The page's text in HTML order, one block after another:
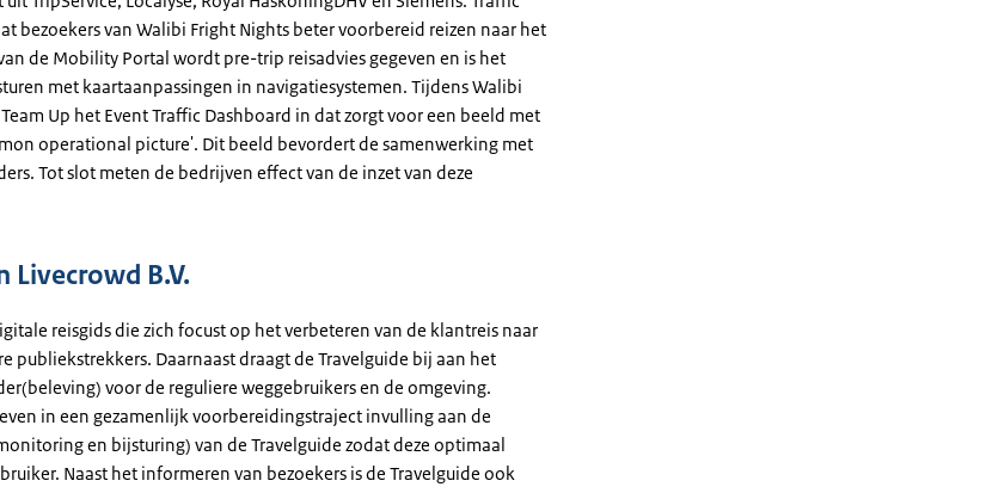
bezoekers van Walibi Fright Nights beter voorbereid reizen naar het
de Mobility Portal wordt pre-trip reisadvies gegeven en is het
met kaartaanpassingen in navigatiesystemen. Tijdens Walibi
Up het Event Traffic Dashboard in dat zorgt voor een beeld met
operational picture'. Dit beeld bevordert de samenwerking met
Tot slot meten de bedrijven effect van de inzet van deze
Livecrowd B.V.
reisgids die zich focust op het verbeteren van de klantreis naar
publiekstrekkers. Daarnaast draagt de Travelguide bij aan het
voor de reguliere weggebruikers en de omgeving.
in een gezamenlijk voorbereidingstraject invulling aan de
en bijsturing) van de Travelguide zodat deze optimaal
Naast het informeren van bezoekers is de Travelguide ook